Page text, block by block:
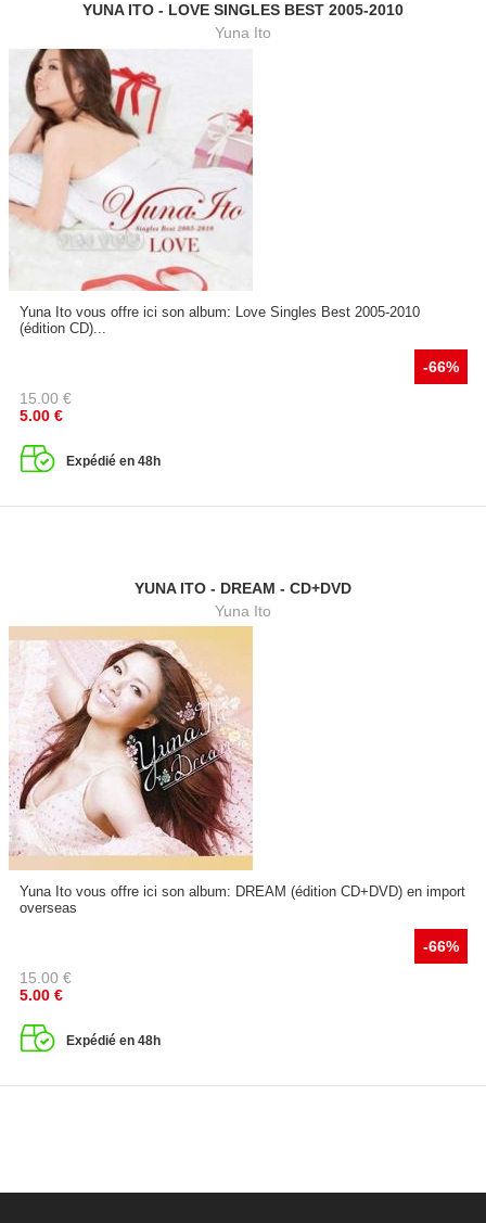
YUNA ITO - LOVE SINGLES BEST 2005-2010
Yuna Ito
Yuna Ito vous offre ici son album: Love Singles Best 2005-2010
(édition CD)...
-66%
15.00 €
5.00 €
Expédié en 48h
YUNA ITO - DREAM - CD+DVD
Yuna Ito
Yuna Ito vous offre ici son album: DREAM (édition CD+DVD) en import
overseas
-66%
15.00 €
5.00 €
Expédié en 48h